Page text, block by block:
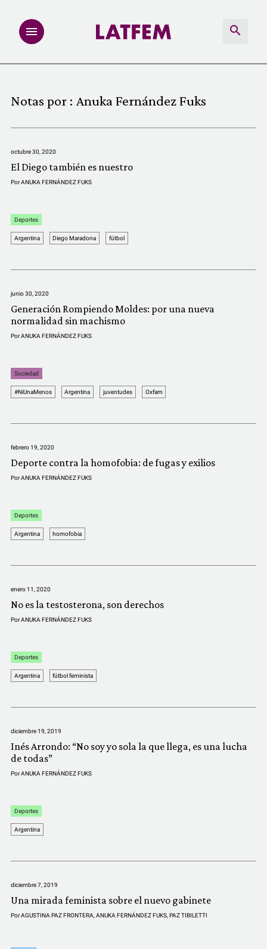
INVESTIGACIONES
REDACCIÓN ABIERTA
PRODUCTOS
COMUNIDAD
QUIÉNES SOMOS
Notas por : Anuka Fernández Fuks
octubre 30, 2020
El Diego también es nuestro
PorANUKA FERNÁNDEZ FUKS
Deportes
Argentina Diego Maradona fútbol
junio 30, 2020
Generación Rompiendo Moldes: por una nueva
normalidad sin machismo
PorANUKA FERNÁNDEZ FUKS
Sociedad
#NiUnaMenos Argentina juventudes Oxfam
febrero 19, 2020
Deporte contra la homofobia: de fugas y exilios
PorANUKA FERNÁNDEZ FUKS
Deportes
Argentina homofobia
enero 11, 2020
No es la testosterona, son derechos
PorANUKA FERNÁNDEZ FUKS
Deportes
Argentina fútbol feminista
diciembre 19, 2019
Inés Arrondo: “No soy yo sola la que llega, es una lucha
de todas”
PorANUKA FERNÁNDEZ FUKS
Deportes
Argentina
diciembre 7, 2019
Una mirada feminista sobre el nuevo gabinete
PorAGUSTINA PAZ FRONTERA ANUKA FERNÁNDEZ FUKS PAZ TIBILETTI